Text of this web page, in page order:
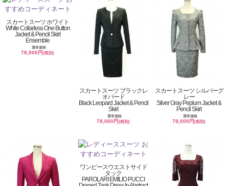
スカートスーツ ホワイト
White Collarless One Button
Jacket & Pencil Skirt
Ensemble
通常価格
78,000円(税別)
スカートスーツ ブラックレ
オパード
Black Leopard Jacket & Pencil
Skirt
通常価格
78,000円(税別)
スカートスーツ シルバーグ
レー
Silver Gray Peplum Jacket &
Pencil Skirt
通常価格
78,000円(税別)
ワンピースウエストサイド
タック
PAROLARI EMILIO PUCCI